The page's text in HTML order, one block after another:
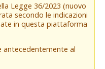
Legge 36/2023 (nuovo
secondo le indicazioni
in questa piattaforma
antecedentemente al